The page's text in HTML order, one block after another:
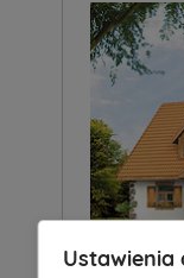
Ustawienia